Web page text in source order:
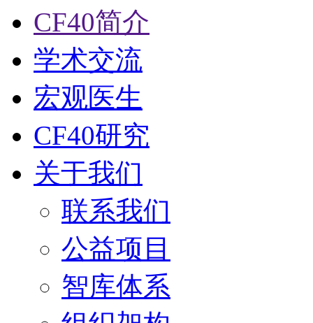
CF40简介
学术交流
宏观医生
CF40研究
关于我们
联系我们
公益项目
智库体系